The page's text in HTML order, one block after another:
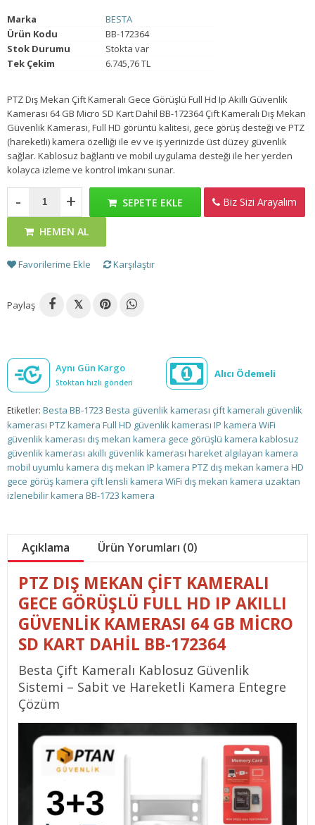
Marka
BESTA
Ürün Kodu
BB-172364
Stok Durumu
Stokta var
Tek Çekim
6.745,76 TL
PTZ Dış Mekan Çift Kameralı Gece Görüşlü Full Hd Ip Akıllı Güvenlik
Kamerası 64 GB Micro SD Kart Dahil BB-172364 Çift Kameralı Dış Mekan
Güvenlik Kamerası, Full HD görüntü kalitesi, gece görüş desteği ve PTZ
(hareketli) kamera özelliği ile ev ve iş yerinizde üst düzey güvenlik
sağlar. Kablosuz bağlantı ve mobil uygulama desteği ile her yerden
kolayca izleme ve kontrol imkanı sunar.
- + SEPETE EKLE
HEMEN AL
Favorilerime Ekle Karşılaştır
Biz Sizi Arayalım
Paylaş 𝕏
Aynı Gün Kargo
Stoktan hızlı gönderi
Alıcı Ödemeli
Etiketler: Besta BB-1723 Besta güvenlik kamerası çift kameralı güvenlik
kamerası PTZ kamera Full HD güvenlik kamerası IP kamera WiFi
güvenlik kamerası dış mekan kamera gece görüşlü kamera kablosuz
güvenlik kamerası akıllı güvenlik kamerası hareket algılayan kamera
mobil uyumlu kamera dış mekan IP kamera PTZ dış mekan kamera HD
gece görüş kamera çift lensli kamera WiFi dış mekan kamera uzaktan
izlenebilir kamera BB-1723 kamera
Açıklama Ürün Yorumları (0)
PTZ DIŞ MEKAN ÇIFT KAMERALI
GECE GÖRÜŞLÜ FULL HD IP AKILLI
GÜVENLIK KAMERASI 64 GB MICRO
SD KART DAHIL BB-172364
Besta Çift Kameralı Kablosuz Güvenlik
Sistemi – Sabit ve Hareketli Kamera Entegre
Çözüm